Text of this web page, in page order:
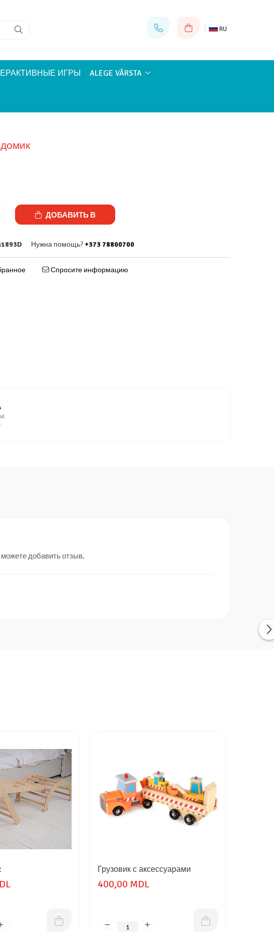
RU
ИГРЫ ALEGE VÂRSTA
ДОБАВИТЬ В
Нужна помощь?+373 78800700
Спросите информацию
добавить отзыв.
Грузовик с аксессуарами
400,00 MDL